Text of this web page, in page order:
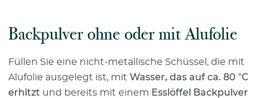
Backpulver ohne oder mit Alufolie
Füllen Sie eine nicht-metallische Schüssel, die mit
Alufolie ausgelegt ist, mit Wasser, das auf ca. 80 °C
erhitzt und bereits mit einem Esslöffel Backpulver